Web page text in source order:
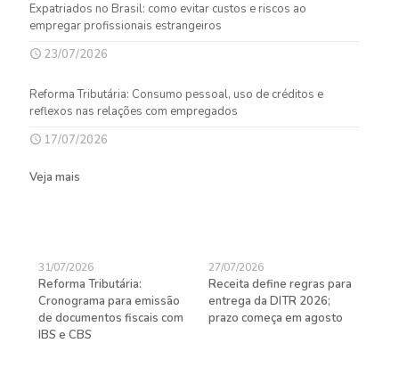
Expatriados no Brasil: como evitar custos e riscos ao
empregar profissionais estrangeiros
23/07/2026
Reforma Tributária: Consumo pessoal, uso de créditos e
reflexos nas relações com empregados
17/07/2026
Veja mais
31/07/2026
Reforma Tributária:
Cronograma para emissão
de documentos fiscais com
IBS e CBS
27/07/2026
Receita define regras para
entrega da DITR 2026;
prazo começa em agosto